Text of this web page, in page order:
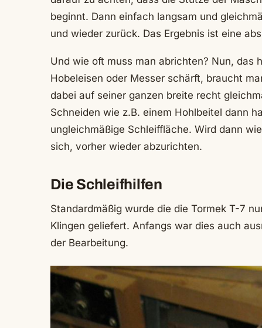
beginnt. Dann einfach langsam und
und wieder zurück. Das Ergebnis ist eine
Und wie oft muss man abrichten? Nun, das
Hobeleisen oder Messer schärft, braucht
dabei auf seiner ganzen breite recht
Schneiden wie z.B. einem Hohlbeitel dann
ungleichmäßige Schleiffläche. Wird dann
sich, vorher wieder abzurichten.
Die Schleifhilfen
Standardmäßig wurde die die Tormek T-7
Klingen geliefert. Anfangs war dies auch
der Bearbeitung.